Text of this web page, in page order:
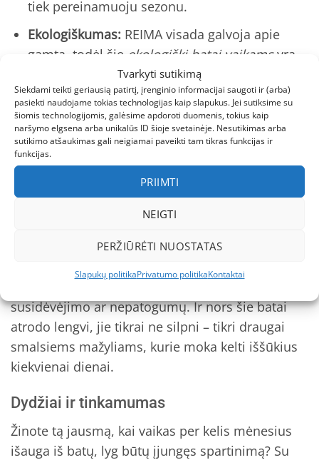
Tvarkyti sutikimą
Siekdami teikti geriausią patirtį, įrenginio informacijai saugoti ir (arba)
pasiekti naudojame tokias technologijas kaip slapukus. Jei sutiksime su
šiomis technologijomis, galėsime apdoroti duomenis, tokius kaip
naršymo elgsena arba unikalūs ID šioje svetainėje. Nesutikimas arba
sutikimo atšaukimas gali neigiamai paveikti tam tikras funkcijas ir
funkcijas.
PRIIMTI
NEIGTI
PERŽIŪRĖTI NUOSTATAS
Slapukų politikaPrivatumo politikaKontaktai
tiek pereinamuoju sezonu.
Ekologiškumas: REIMA visada galvoja apie
gamtą, todėl šie ekologiški batai vaikamsyra
draugiški aplinkai, o tai mums, tėvams, duoda
ramybę.
Patvarumas:Šie bateliai vaikams puikiai
atlaiko kasdienes žaidimų iššūkius – nuo
purvynų iki smėlio pilkų.
Kokybė ir patikimumas
bokštas jūsų mažylio kojoms. Medžiagos
susidėvėjimo ar nepatogumų. Ir nors šie batai
atrodo lengvi, jie tikrai ne silpni – tikri draugai
smalsiems mažyliams, kurie moka kelti iššūkius
kiekvienai dienai.
Dydžiai ir tinkamumas
Žinote tą jausmą, kai vaikas per kelis mėnesius
išauga iš batų, lyg būtų įjungęs spartinimą? Su